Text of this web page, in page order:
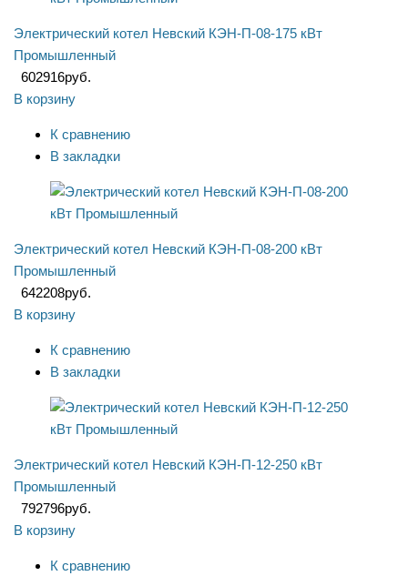
Электрический котел Невский КЭН-П-08-175 кВт
Промышленный
602916руб.
В корзину
К сравнению
В закладки
Электрический котел Невский КЭН-П-08-200 кВт
Промышленный
642208руб.
В корзину
К сравнению
В закладки
Электрический котел Невский КЭН-П-12-250 кВт
Промышленный
792796руб.
В корзину
К сравнению